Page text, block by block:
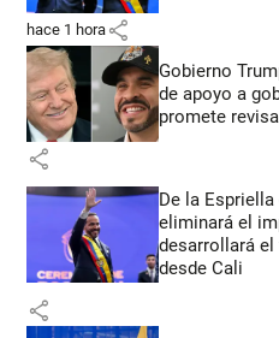
hace 1 hora share
Gobierno
de apoyo a
promete
share
De la
eliminará el
desarrollará
desde Cali
share